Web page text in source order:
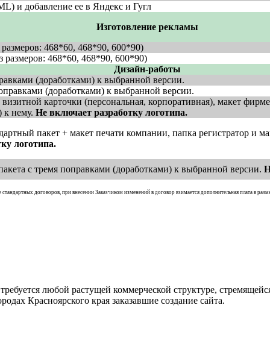
и добавление ее в Яндекс и Гугл
Изготовление рекламы
468*60, 468*90, 600*90)
размеров: 468*60, 468*90, 600*90)
Дизайн-работы
(доработками) к выбранной версии.
(доработками) к выбранной версии.
карточки (персональная, корпоративная), макет
к нему. Не включает разработку логотипа.
пакет + макет печати компании, папка регистратор и
логотипа.
с тремя поправками (доработками) к выбранной версии.
договоров, при внесении Заказчиком изменений в договор взимается дополнительная плата в
любой растущей коммерческой структуре,
Красноярского края заказавшие создание сайта.